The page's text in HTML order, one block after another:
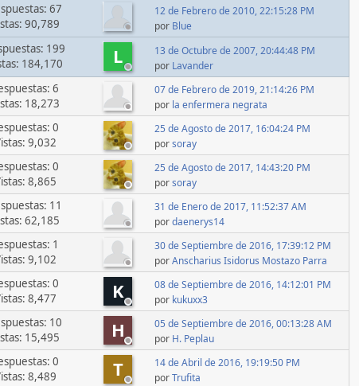
67
90,789
12 de Febrero de 2010, 22:15:28 PM
por Blue
L
199
184,170
13 de Octubre de 2007, 20:44:48 PM
por Lavander
6
18,273
07 de Febrero de 2019, 21:14:26 PM
por la enfermera negrata
0
9,032
25 de Agosto de 2017, 16:04:24 PM
porsoray
0
8,865
25 de Agosto de 2017, 14:43:20 PM
porsoray
11
62,185
31 de Enero de 2017, 11:52:37 AM
pordaenerys14
1
9,102
30 de Septiembre de 2016, 17:39:12 PM
porAnscharius Isidorus Mostazo Parra
K
0
8,477
08 de Septiembre de 2016, 14:12:01 PM
por kukuxx3
H
10
15,495
05 de Septiembre de 2016, 00:13:28 AM
por H. Peplau
T
0
8,489
14 de Abril de 2016, 19:19:50 PM
porTrufita